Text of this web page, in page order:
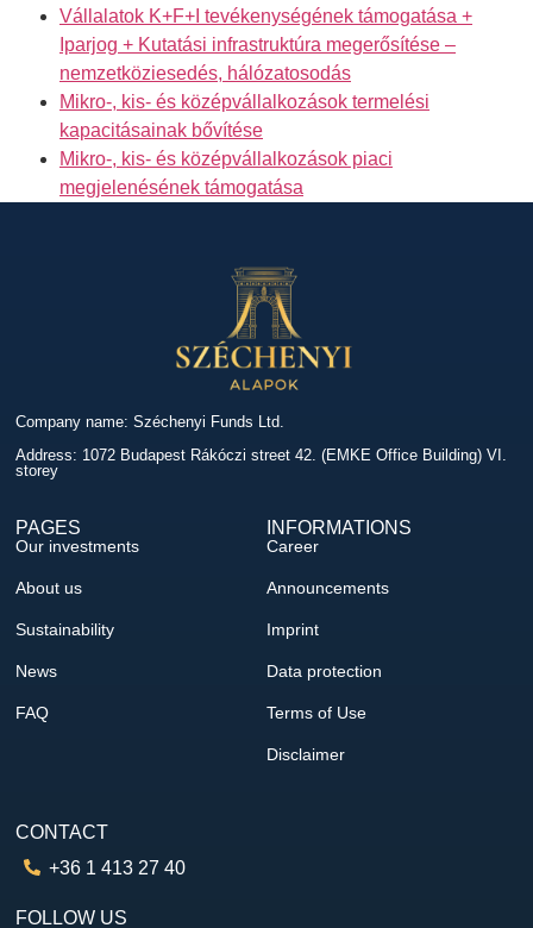
Vállalatok K+F+I tevékenységének támogatása +
Iparjog + Kutatási infrastruktúra megerősítése –
nemzetköziesedés, hálózatosodás
Mikro-, kis- és középvállalkozások termelési
kapacitásainak bővítése
Mikro-, kis- és középvállalkozások piaci
megjelenésének támogatása
Company name: Széchenyi Funds Ltd.
Address: 1072 Budapest Rákóczi street 42. (EMKE Office Building) VI.
storey
PAGES
Our investments
About us
Sustainability
News
FAQ
INFORMATIONS
Career
Announcements
Imprint
Data protection
Terms of Use
Disclaimer
CONTACT
+36 1 413 27 40
FOLLOW US